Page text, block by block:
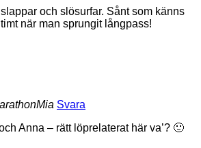
och slösurfar. Sånt som känns
när man sprungit långpass!
Svara
Anna – rätt löprelaterat här va’? 🙂